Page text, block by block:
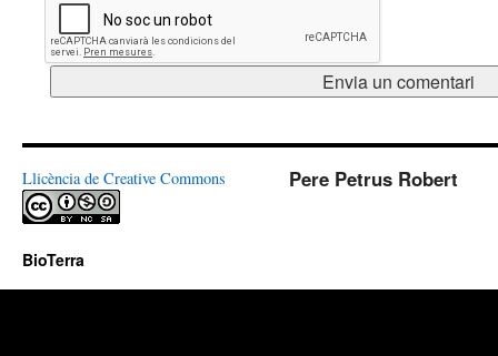
Llicència de Creative Commons Pere Petrus Robert
BioTerra